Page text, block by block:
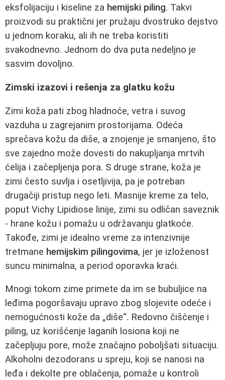
eksfolijaciju i kiseline za hemijski piling. Takvi
proizvodi su praktični jer pružaju dvostruko dejstvo
u jednom koraku, ali ih ne treba koristiti
svakodnevno. Jednom do dva puta nedeljno je
sasvim dovoljno.
Zimski izazovi i rešenja za glatku kožu
Zimi koža pati zbog hladnoće, vetra i suvog
vazduha u zagrejanim prostorijama. Odeća
sprečava kožu da diše, a znojenje je smanjeno, što
sve zajedno može dovesti do nakupljanja mrtvih
ćelija i začepljenja pora. S druge strane, koža je
zimi često suvlja i osetljivija, pa je potreban
drugačiji pristup nego leti. Masnije kreme za telo,
poput Vichy Lipidiose linije, zimi su odličan saveznik
- hrane kožu i pomažu u održavanju glatkoće.
Takođe, zimi je idealno vreme za intenzivnije
tretmane hemijskim pilingovima, jer je izloženost
suncu minimalna, a period oporavka kraći.
Mnogi tokom zime primete da im se bubuljice na
leđima pogoršavaju upravo zbog slojevite odeće i
nemogućnosti kože da „diše“. Redovno čišćenje i
piling, uz korišćenje laganih losiona koji ne
začepljuju pore, može značajno poboljšati situaciju.
Alkoholni dezodorans u spreju, koji se nanosi na
leđa i dekolte pre oblačenja, pomaže u kontroli